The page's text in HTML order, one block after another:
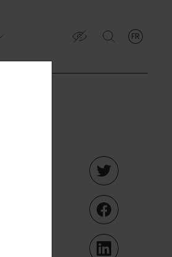
FR
French